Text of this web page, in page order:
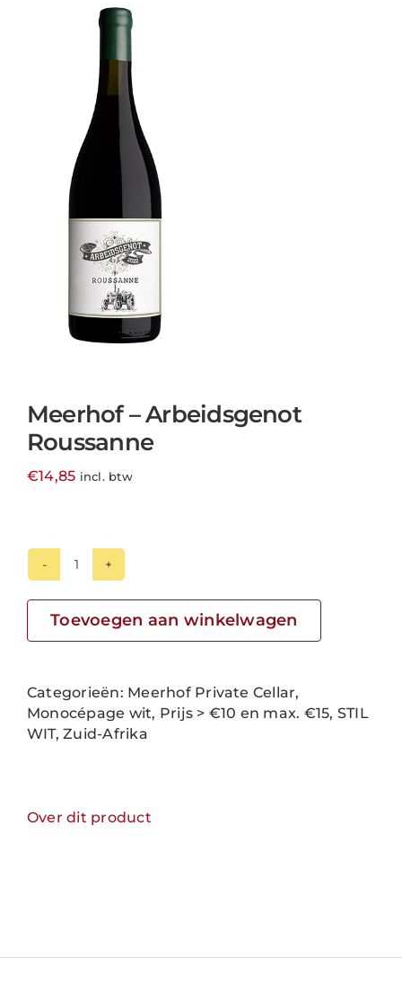
Meerhof – Arbeidsgenot
Roussanne
€14,85 incl. btw
Meerhof
Arbeidsgenot
Toevoegen aan winkelwagen
Categorieën: Meerhof Private Cellar,
Monocépage wit, Prijs > €10 en max. €15, STIL
WIT,Zuid-Afrika
Over dit product